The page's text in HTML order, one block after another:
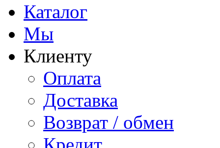
Каталог
Мы
Клиенту
Оплата
Доставка
Возврат / обмен